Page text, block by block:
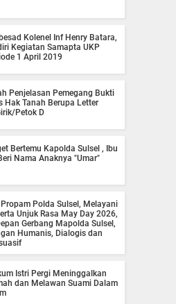
Kolenel Inf Henry Batara,
Kegiatan Samapta UKP
1 April 2019
Penjelasan Pemegang Bukti
Hak Tanah Berupa Letter
Petok D
Bertemu Kapolda Sulsel , Ibu
Nama Anaknya "Umar"
Propam Polda Sulsel, Melayani
Unjuk Rasa May Day 2026,
Gerbang Mapolda Sulsel,
Humanis, Dialogis dan
Istri Pergi Meninggalkan
dan Melawan Suami Dalam